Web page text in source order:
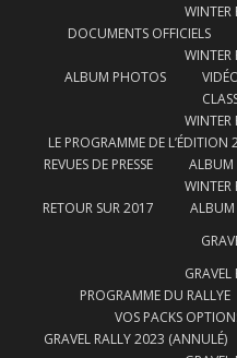
WINTER
DOCUMENTS OFFICIELS
WINTER
ALBUM PHOTOS
WINTER
LE PROGRAMME DE L’ÉDITION
REVUES DE PRESSE
WINTER
RETOUR SUR 2017
PROGRAMME DU RALLYE
VOS PACKS
GRAVEL RALLY 2023 (ANNULÉ)